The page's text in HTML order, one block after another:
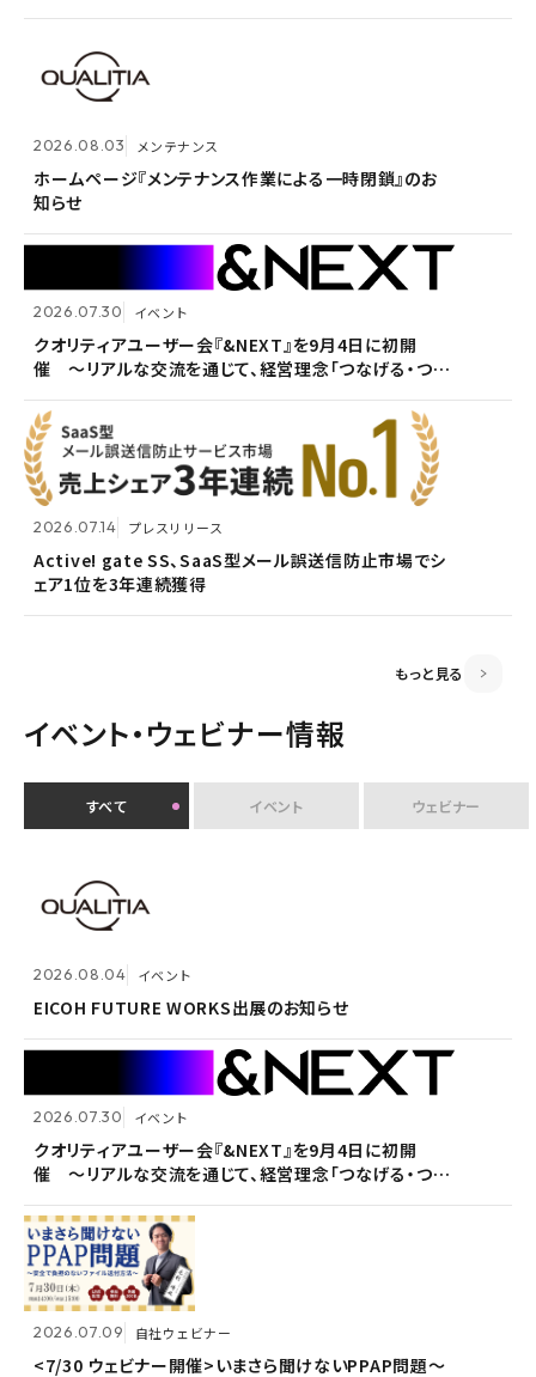
2026.08.03 メンテナンス
ホームページ『メンテナンス作業による一時閉鎖』のお
知らせ
2026.07.30 イベント
クオリティアユーザー会『&NEXT』を9月4日に初開
催 〜リアルな交流を通じて、経営理念「つなげる・つな
2026.07.14 プレスリリース
Active! gate SS、SaaS型メール誤送信防止市場でシ
ェア1位を3年連続獲得
Active! gate SS、SaaS型メール誤送信防止市場でシ
ェア1位を3年連続獲得
2026.07.09 自社ウェビナー
<7/30 ウェビナー開催>いまさら聞けないPPAP問題～
2026.06.18 プレスリリース
富山県内7信用金庫、DEEPMailとPOWER EGGの連携
2026.05.14 メンテナンス
ホームページ『メンテナンス作業による一時閉鎖』のお
2026.05.13 メンテナンス
ホームページ『メンテナンス作業による一時閉鎖』のお
知らせ
お知らせ
もっと見る
イベント・ウェビナー情報
すべて イベント ウェビナー
2026.08.04 イベント
EICOH FUTURE WORKS出展のお知らせ
2026.07.30 イベント
クオリティアユーザー会『&NEXT』を9月4日に初開
催 〜リアルな交流を通じて、経営理念「つなげる・つな
2026.07.09 自社ウェビナー
<7/30 ウェビナー開催>いまさら聞けないPPAP問題～
2026.08.04 イベント
EICOH FUTURE WORKS出展のお知らせ
2026.07.30 イベント
クオリティアユーザー会『&NEXT』を9月4日に初開
催 〜リアルな交流を通じて、経営理念「つなげる・つな
2026.07.09 自社ウェビナー
<7/30 ウェビナー開催>いまさら聞けないPPAP問題～
2026.07.30
クオリティアユーザー会『&NEXT』を9月4日に初開
催 〜リアルな交流を通じて、経営理念「つなげる・つな
がる想いを未来へつなぐ」を体現〜
2026.07.09 自社ウェビナー
<7/30 ウェビナー開催>いまさら聞けないPPAP問題～
2026.06.09 自社ウェビナー